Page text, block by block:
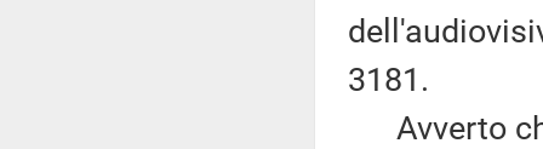
3181.
Avverto